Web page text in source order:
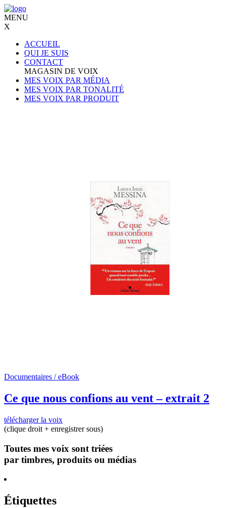
MENU
X
ACCUEIL
QUI JE SUIS
CONTACT
MAGASIN DE VOIX
MES VOIX PAR MÉDIA
MES VOIX PAR TONALITÉ
MES VOIX PAR PRODUIT
Documentaires / eBook
Ce que nous confions au vent – extrait 2
télécharger la voix
(clique droit + enregistrer sous)
Toutes mes voix sont triées
par timbres, produits ou médias
Étiquettes